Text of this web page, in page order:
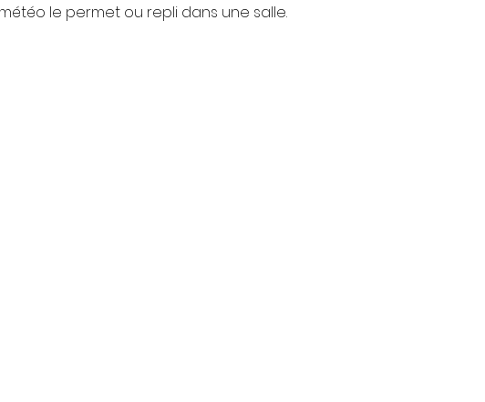
le permet ou repli dans une salle.